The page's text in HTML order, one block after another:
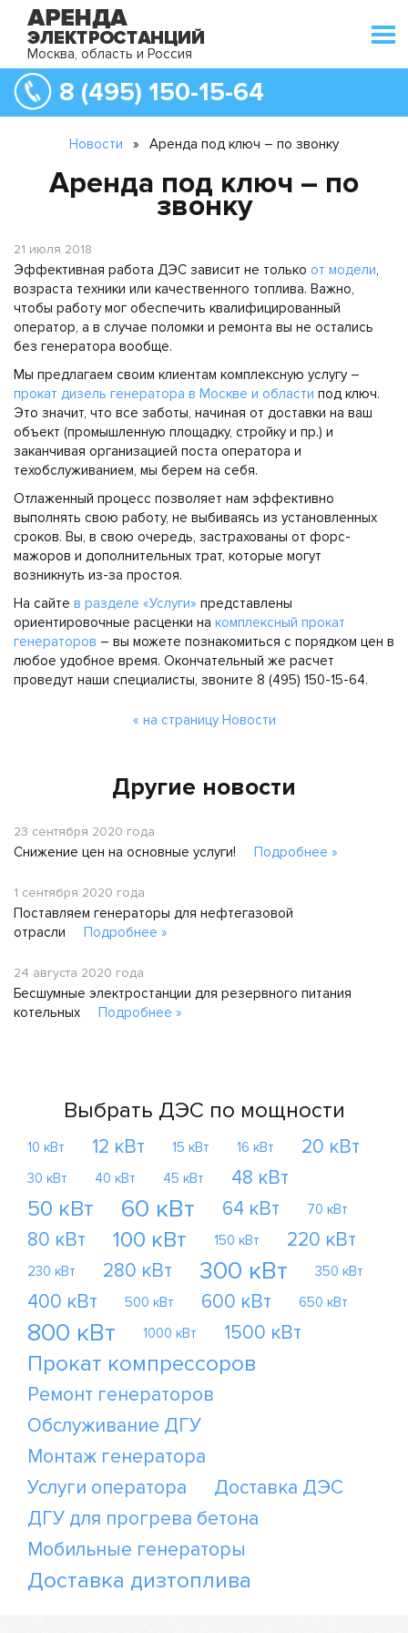
Москва, область и Россия
8 (495) 150-15-64
Новости » Аренда под ключ – по звонку
Аренда под ключ – по
звонку
21 июля 2018
Эффективная работа ДЭС зависит не только от модели,
возраста техники или качественного топлива. Важно,
чтобы работу мог обеспечить квалифицированный
оператор, а в случае поломки и ремонта вы не остались
без генератора вообще.
Мы предлагаем своим клиентам комплексную услугу –
прокат дизель генератора в Москве и области под ключ.
Это значит, что все заботы, начиная от доставки на ваш
объект (промышленную площадку, стройку и пр.) и
заканчивая организацией поста оператора и
техобслуживанием, мы берем на себя.
Отлаженный процесс позволяет нам эффективно
выполнять свою работу, не выбиваясь из установленных
сроков. Вы, в свою очередь, застрахованы от форс-
мажоров и дополнительных трат, которые могут
возникнуть из-за простоя.
На сайте в разделе «Услуги» представлены
ориентировочные расценки на комплексный прокат
генераторов – вы можете познакомиться с порядком цен в
любое удобное время. Окончательный же расчет
проведут наши специалисты, звоните 8 (495) 150-15-64.
« на страницу Новости
Другие новости
23 сентября 2020 года
Снижение цен на основные услуги! Подробнее »
1 сентября 2020 года
Поставляем генераторы для нефтегазовой
отрасли
Подробнее »
24 августа 2020 года
Бесшумные электростанции для резервного питания
котельных
Подробнее »
Выбрать ДЭС по мощности
10 кВт 12 кВт 15 кВт 16 кВт 20 кВт
30 кВт 40 кВт 45 кВт 48 кВт
50 кВт 60 кВт 64 кВт 70 кВт
80 кВт 100 кВт 150 кВт 220 кВт
230 кВт 280 кВт 300 кВт 350 кВт
400 кВт 500 кВт 600 кВт 650 кВт
800 кВт 1000 кВт 1500 кВт
Прокат компрессоров
Ремонт генераторов
Обслуживание ДГУ
Монтаж генератора
Услуги оператора
Доставка ДЭС
ДГУ для прогрева бетона
Мобильные генераторы
Доставка дизтоплива